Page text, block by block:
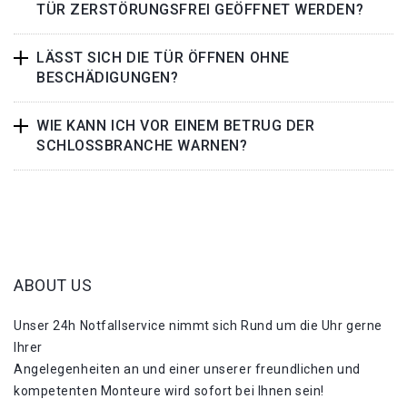
TÜR ZERSTÖRUNGSFREI GEÖFFNET WERDEN?
LÄSST SICH DIE TÜR ÖFFNEN OHNE
BESCHÄDIGUNGEN?
WIE KANN ICH VOR EINEM BETRUG DER
SCHLOSSBRANCHE WARNEN?
ABOUT US
Unser 24h Notfallservice nimmt sich Rund um die Uhr gerne
Ihrer
Angelegenheiten an und einer unserer freundlichen und
kompetenten Monteure wird sofort bei Ihnen sein!